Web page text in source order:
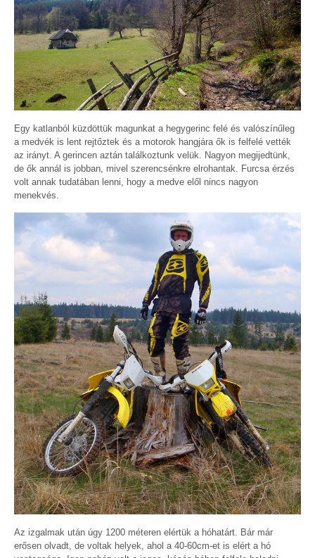
Egy katlanból küzdöttük magunkat a hegygerinc felé és valószínűleg
a medvék is lent rejtőztek és a motorok hangjára ők is felfelé vették
az irányt. A gerincen aztán találkoztunk velük. Nagyon megijedtünk,
de ők annál is jobban, mivel szerencsénkre elrohantak. Furcsa érzés
volt annak tudatában lenni, hogy a medve elől nincs nagyon
menekvés.
Az izgalmak után úgy 1200 méteren elértük a hóhatárt. Bár már
erősen olvadt, de voltak helyek, ahol a 40-60cm-et is elért a hó